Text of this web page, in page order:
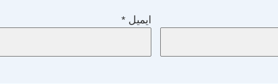
ایمیل*